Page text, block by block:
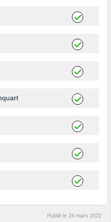
Publié le 24 mars 2022